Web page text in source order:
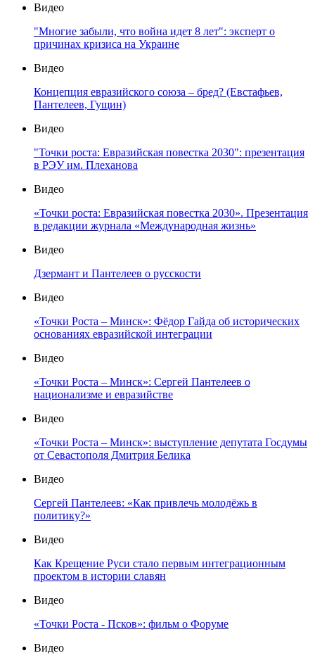
Видео
"Многие забыли, что война идет 8 лет": эксперт о
причинах кризиса на Украине
Видео
Концепция евразийского союза – бред? (Евстафьев,
Пантелеев, Гущин)
Видео
"Точки роста: Евразийская повестка 2030": презентация
в РЭУ им. Плеханова
Видео
«Точки роста: Евразийская повестка 2030». Презентация
в редакции журнала «Международная жизнь»
Видео
Дзермант и Пантелеев о русскости
Видео
«Точки Роста – Минск»: Фёдор Гайда об исторических
основаниях евразийской интеграции
Видео
«Точки Роста – Минск»: Сергей Пантелеев о
национализме и евразийстве
Видео
«Точки Роста – Минск»: выступление депутата Госдумы
от Севастополя Дмитрия Белика
Видео
Сергей Пантелеев: «Как привлечь молодёжь в
политику?»
Видео
Как Крещение Руси стало первым интеграционным
проектом в истории славян
Видео
«Точки Роста - Псков»: фильм о Форуме
Видео